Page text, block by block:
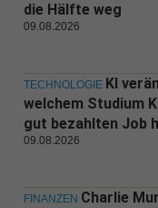
die Hälfte weg
09.08.2026
TECHNOLOGIE KI
welchem Studium
gut bezahlten Job
09.08.2026
FINANZEN Charlie